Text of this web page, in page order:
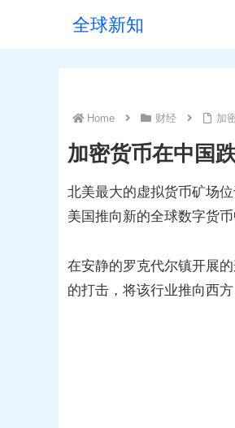
全球新知
Home 财经 加
加密货币在中国
北美最大的虚拟货币矿场
美国推向新的全球数字货币
在安静的罗克代尔镇开展
的打击，将该行业推向西